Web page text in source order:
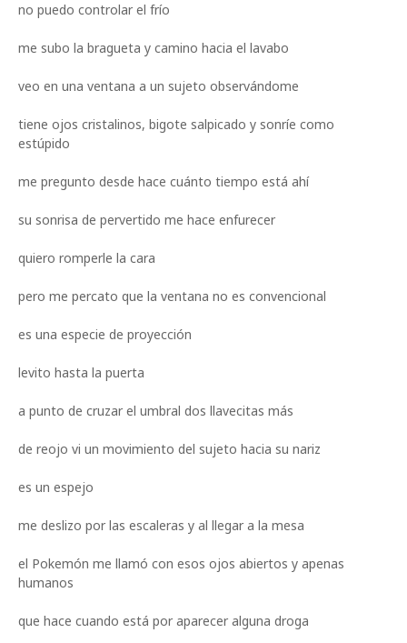
no puedo controlar el frío
me subo la bragueta y camino hacia el lavabo
veo en una ventana a un sujeto observándome
tiene ojos cristalinos, bigote salpicado y sonríe como
estúpido
me pregunto desde hace cuánto tiempo está ahí
su sonrisa de pervertido me hace enfurecer
quiero romperle la cara
pero me percato que la ventana no es convencional
es una especie de proyección
levito hasta la puerta
a punto de cruzar el umbral dos llavecitas más
de reojo vi un movimiento del sujeto hacia su nariz
es un espejo
me deslizo por las escaleras y al llegar a la mesa
el Pokemón me llamó con esos ojos abiertos y apenas
humanos
que hace cuando está por aparecer alguna droga